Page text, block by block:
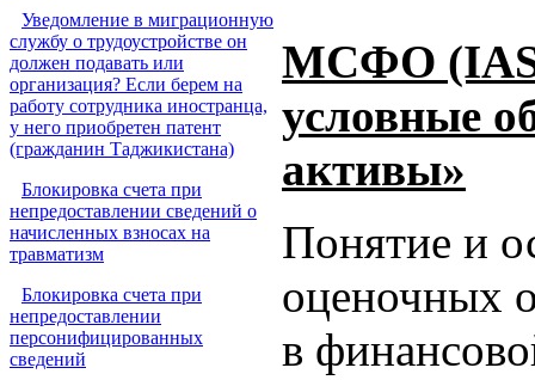
Уведомление в миграционную
службу о трудоустройстве он
должен подавать или
организация? Если берем на
работу сотрудника иностранца,
у него приобретен патент
(гражданин Таджикистана)
Блокировка счета при
непредоставлении сведений о
начисленных взносах на
травматизм
Блокировка счета при
непредоставлении
персонифицированных
сведений
МСФО (IAS)
условные
активы»
Понятие и
оценочных
в